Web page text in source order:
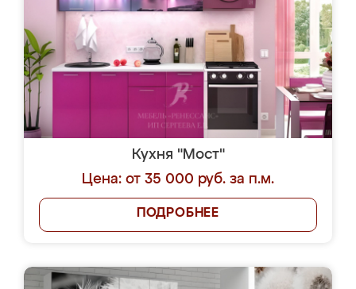
Кухня "Мост"
Цена: от 35 000 руб. за п.м.
ПОДРОБНЕЕ